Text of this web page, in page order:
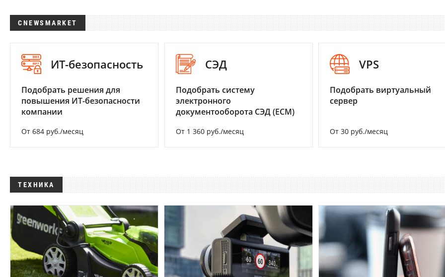
CNEWSMARKET
ИТ-безопасность
Подобрать решения для
повышения ИТ-безопасности
компании
От 684 руб./месяц
СЭД
Подобрать систему
электронного
документооборота СЭД (ECM)
От 1 360 руб./месяц
VPS
Подобрать виртуальный
сервер
От 30 руб./месяц
ТЕХНИКА